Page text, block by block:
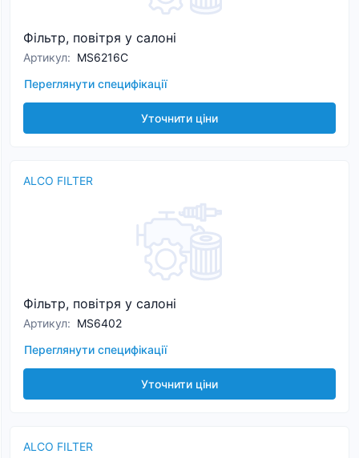
Фільтр, повітря у салоні
Артикул: MS6216C
Переглянути специфікації
Уточнити ціни
ALCO FILTER
Фільтр, повітря у салоні
Артикул: MS6402
Переглянути специфікації
Уточнити ціни
ALCO FILTER